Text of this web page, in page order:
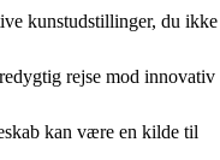
kunstudstillinger, du ikke
rejse mod innovativ
kan være en kilde til